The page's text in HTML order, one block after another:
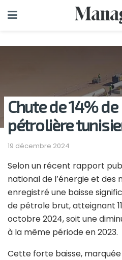
Chute de 14%
pétrolière
19 décembre 2024
Selon un récent rapport
national de l’énergie et des
enregistré une baisse
de pétrole brut, atteignant
octobre 2024, soit une
à la même période en 2023.
Cette forte baisse,